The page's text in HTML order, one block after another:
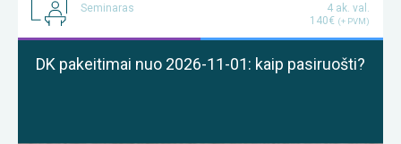
Seminaras
4 ak. val.
140€ (+ PVM)
DK pakeitimai nuo 2026-11-01: kaip pasiruošti?